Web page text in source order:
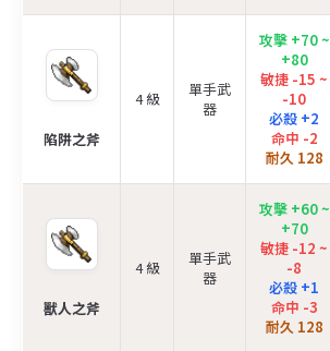
陷阱之斧
4 級
單手武
器
攻擊 +70 ~
+80
敏捷 -15 ~
-10
必殺 +2
命中 -2
耐久 128
獸人之斧
4 級
單手武
器
攻擊 +60 ~
+70
敏捷 -12 ~
-8
必殺 +1
命中 -3
耐久 128